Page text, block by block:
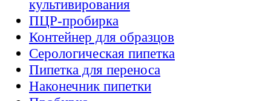
культивирования
ПЦР-пробирка
Контейнер для образцов
Серологическая пипетка
Пипетка для переноса
Наконечник пипетки